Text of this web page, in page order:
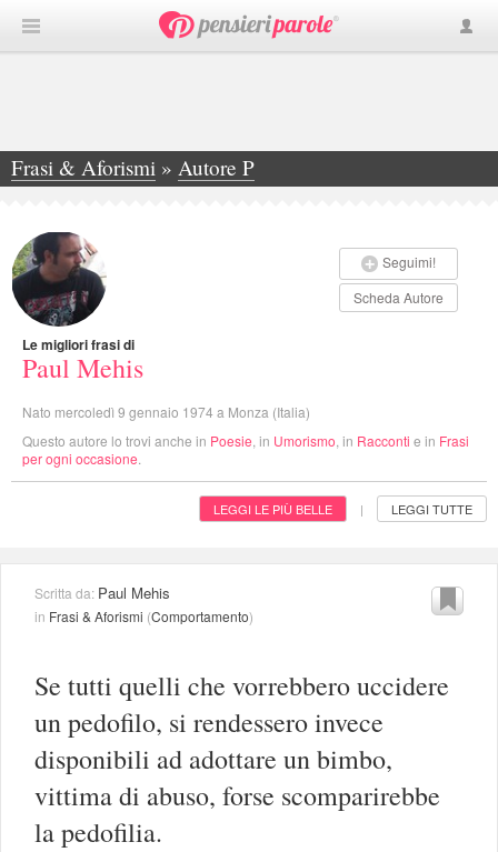
Frasi & Aforismi » Autore P
»Paul Mehis
Seguimi!
Scheda Autore
Le migliori frasi di
Paul Mehis
Nato mercoledì 9 gennaio 1974 a Monza (Italia)
Questo autore lo trovi anche in Poesie , in Umorismo , in Racconti e in Frasi
per ogni occasione
LEGGI LE PIÙ BELLE | LEGGI TUTTE
Scritta da: Paul Mehis
in Frasi & Aforismi (Comportamento)
Se tutti quelli che vorrebbero uccidere
un pedofilo, si rendessero invece
disponibili ad adottare un bimbo,
vittima di abuso, forse scomparirebbe
la pedofilia.